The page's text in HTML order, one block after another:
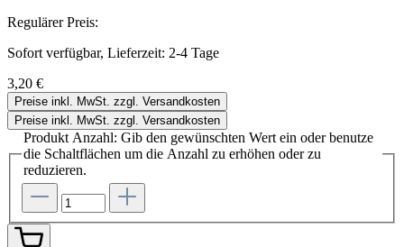
Regulärer Preis:
Sofort verfügbar, Lieferzeit: 2-4 Tage
3,20 €
Preise inkl. MwSt. zzgl. Versandkosten
Preise inkl. MwSt. zzgl. Versandkosten
Produkt Anzahl: Gib den gewünschten Wert ein oder benutze
die Schaltflächen um die Anzahl zu erhöhen oder zu
reduzieren.